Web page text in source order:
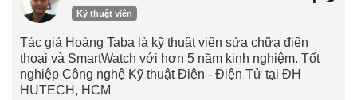
Kỹ thuật viên
Tác giả Hoàng Taba là kỹ thuật viên sửa chữa điện
thoại và SmartWatch với hơn 5 năm kinh nghiệm. Tốt
nghiệp Công nghệ Kỹ thuật Điện - Điện Tử tại ĐH
HUTECH, HCM